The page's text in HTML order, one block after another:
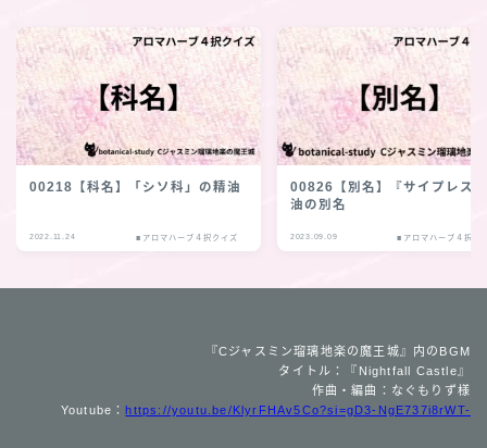
00218【科名】「シソ科」の精油
2022.11.24 ■アロマハーブ４択クイズ
00826【別名】『サイプレス
油の別名
2023.09.09 ■アロマハーブ４択ク
『Cジャスミン瑠璃地楽の魔王城』内のBGM
タイトル：『Nightfall Castle』
作曲・編曲：なぐもりず様
Youtube：https://youtu.be/KlyrFHAv5Co?si=gD3-NgE737i8rWT-